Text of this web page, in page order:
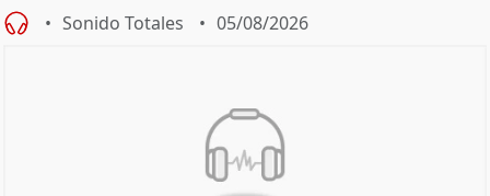
Sonido Totales 05/08/2026